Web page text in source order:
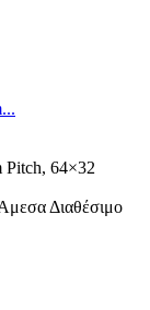
64×32
Διαθέσιμο